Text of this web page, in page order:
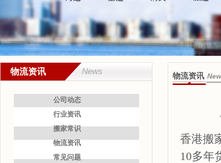
物流资讯 News
公司动态
行业资讯
搬家常识
物流资讯
常见问题
物流资讯
香港搬
10多年